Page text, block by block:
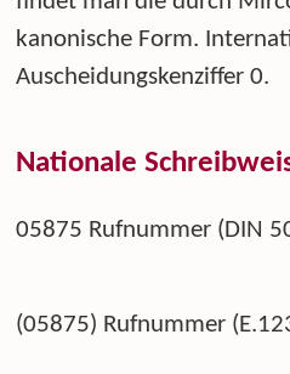
kanonische Form.
Auscheidungskenziffer 0.
Nationale
05875 Rufnummer (DIN
(05875) Rufnummer